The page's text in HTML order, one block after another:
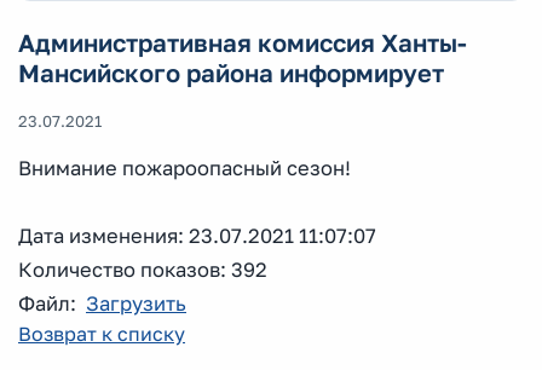
Административная комиссия Ханты-
Мансийского района информирует
23.07.2021
Внимание пожароопасный сезон!
Дата изменения: 23.07.2021 11:07:07
Количество показов: 392
Файл: Загрузить
Возврат к списку